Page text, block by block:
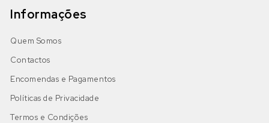
Informações
Quem Somos
Contactos
Encomendas e Pagamentos
Políticas de Privacidade
Termos e Condições